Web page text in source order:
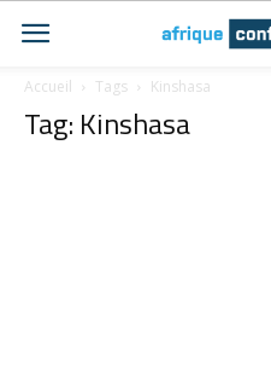
Accueil Tags Kinshasa
Tag: Kinshasa